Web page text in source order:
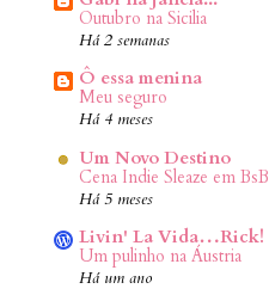
Outubro na Sicilia
Há 2 semanas
Ô essa menina
Meu seguro
Há 4 meses
Um Novo Destino
Cena Indie Sleaze em BsB
Há 5 meses
Livin' La Vida…Rick!
Um pulinho na Áustria
Há um ano